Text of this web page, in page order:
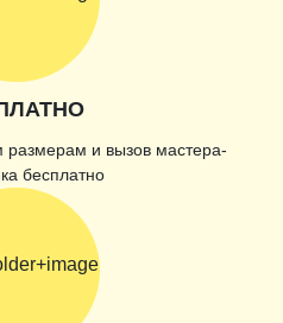
и вызов мастера-
бесплатно